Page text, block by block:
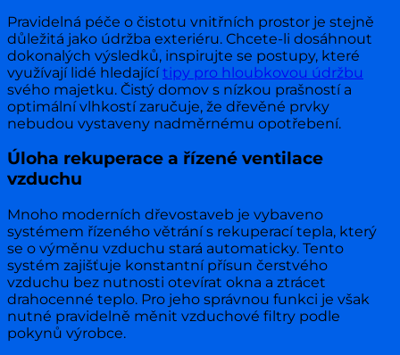
Pravidelná péče o čistotu vnitřních prostor je stejně
důležitá jako údržba exteriéru. Chcete-li dosáhnout
dokonalých výsledků, inspirujte se postupy, které
využívají lidé hledajícítipy pro hloubkovou údržbu
svého majetku. Čistý domov s nízkou prašností a
optimální vlhkostí zaručuje, že dřevěné prvky
nebudou vystaveny nadměrnému opotřebení.
Úloha rekuperace a řízené ventilace
vzduchu
Mnoho moderních dřevostaveb je vybaveno
systémem řízeného větrání s rekuperací tepla, který
se o výměnu vzduchu stará automaticky. Tento
systém zajišťuje konstantní přísun čerstvého
vzduchu bez nutnosti otevírat okna a ztrácet
drahocenné teplo. Pro jeho správnou funkci je však
nutné pravidelně měnit vzduchové filtry podle
pokynů výrobce.